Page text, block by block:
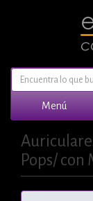
Menú
Pops/ con